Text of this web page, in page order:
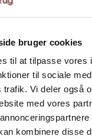
bruger cookies
til at tilpasse vores
til sociale
trafik. Vi deler også
med vores
kombinere disse
Nyt tv-
Annonce
dykker 23